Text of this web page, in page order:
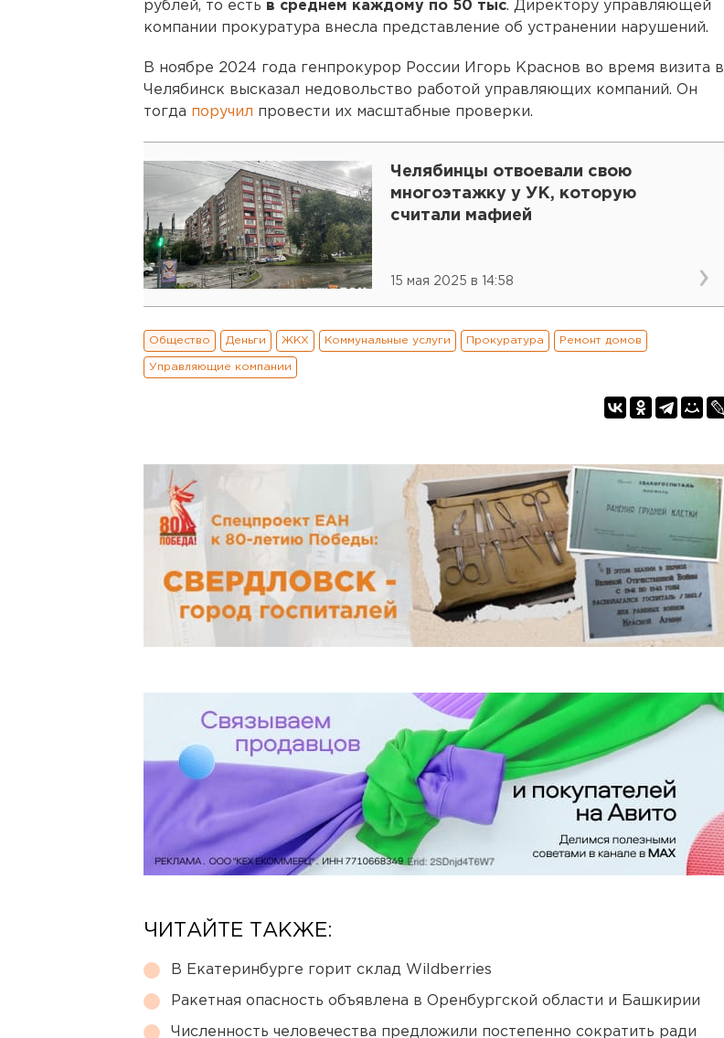
рублей, то есть в среднем каждому по 50 тыс. Директору управляющей
компании прокуратура внесла представление об устранении нарушений.
В ноябре 2024 года генпрокурор России Игорь Краснов во время визита в
Челябинск высказал недовольство работой управляющих компаний. Он
тогда поручил провести их масштабные проверки.
Челябинцы отвоевали свою
многоэтажку у УК, которую
считали мафией
15 мая 2025 в 14:58
Общество Деньги ЖКХ Коммунальные услуги Прокуратура Ремонт домов
Управляющие компании
ЧИТАЙТЕ ТАКЖЕ:
В Екатеринбурге горит склад Wildberries
Ракетная опасность объявлена в Оренбургской области и Башкирии
Численность человечества предложили постепенно сократить ради